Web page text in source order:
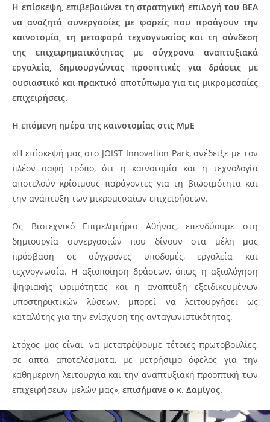
Η επίσκεψη, επιβεβαιώνει τη στρατηγική επιλογή του ΒΕΑ
να αναζητά συνεργασίες με φορείς που προάγουν την
καινοτομία, τη μεταφορά τεχνογνωσίας και τη σύνδεση
της επιχειρηματικότητας με σύγχρονα αναπτυξιακά
εργαλεία, δημιουργώντας προοπτικές για δράσεις με
ουσιαστικό και πρακτικό αποτύπωμα για τις μικρομεσαίες
επιχειρήσεις.
Η επόμενη ημέρα της καινοτομίας στις ΜμΕ
«Η επίσκεψή μας στο JOIST Innovation Park, ανέδειξε με τον
πλέον σαφή τρόπο, ότι η καινοτομία και η τεχνολογία
αποτελούν κρίσιμους παράγοντες για τη βιωσιμότητα και
την ανάπτυξη των μικρομεσαίων επιχειρήσεων.
Ως Βιοτεχνικό Επιμελητήριο Αθήνας, επενδύουμε στη
δημιουργία συνεργασιών που δίνουν στα μέλη μας
πρόσβαση σε σύγχρονες υποδομές, εργαλεία και
τεχνογνωσία. Η αξιοποίηση δράσεων, όπως η αξιολόγηση
ψηφιακής ωριμότητας και η ανάπτυξη εξειδικευμένων
υποστηρικτικών λύσεων, μπορεί να λειτουργήσει ως
καταλύτης για την ενίσχυση της ανταγωνιστικότητας.
Στόχος μας είναι, να μετατρέψουμε τέτοιες πρωτοβουλίες,
σε απτά αποτελέσματα, με μετρήσιμο όφελος για την
καθημερινή λειτουργία και την αναπτυξιακή προοπτική των
επιχειρήσεων-μελών μας», επισήμανε ο κ. Δαμίγος.